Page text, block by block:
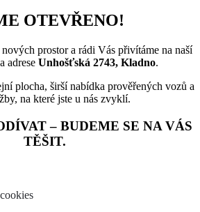
OTEVŘENO!
prostor a rádi Vás přivítáme na naší
adrese Unhošťská 2743, Kladno.
plocha, širší nabídka prověřených vozů a
na které jste u nás zvyklí.
– BUDEME SE NA VÁS
TĚŠIT.